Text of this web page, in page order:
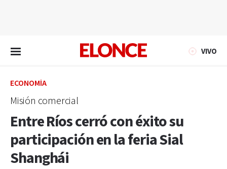
VIVO
ECONOMÍA
Misión comercial
Entre Ríos cerró con éxito su
participación en la feria Sial
Shanghái